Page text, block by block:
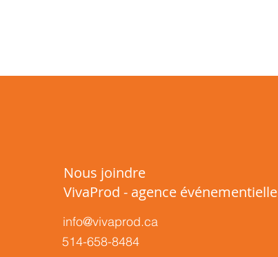
Nous joindre
VivaProd - agence événementielle
info@vivaprod.ca
514-658-8484